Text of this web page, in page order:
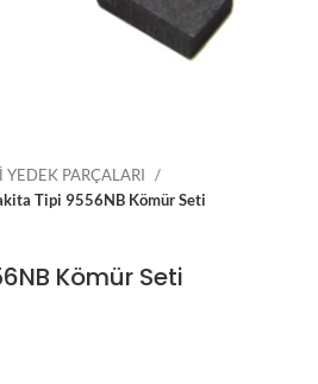
YEDEK PARÇALARI
Tipi 9556NB Kömür Seti
Kömür Seti